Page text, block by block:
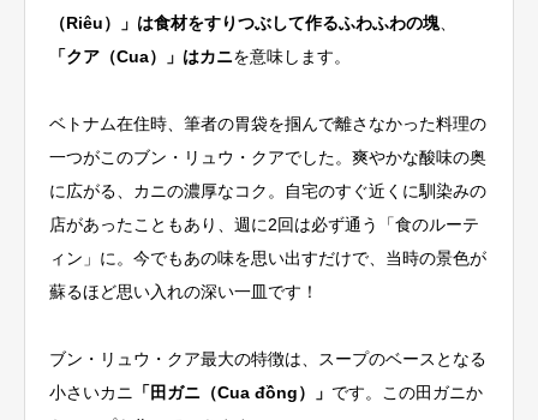
（Riêu）」は食材をすりつぶして作るふわふわの塊
「クア（Cua）」はカニを意味します。
ベトナム在住時、筆者の胃袋を掴んで離さなかった料理の
一つがこのブン・リュウ・クアでした。爽やかな酸味の奥
に広がる、カニの濃厚なコク。自宅のすぐ近くに馴染みの
店があったこともあり、週に2回は必ず通う「食のルーテ
ィン」に。今でもあの味を思い出すだけで、当時の景色が
蘇るほど思い入れの深い一皿です！
ブン・リュウ・クア最大の特徴は、スープのベースとなる
小さいカニ
「田ガニ（Cua đồng）」 です。この田ガニか